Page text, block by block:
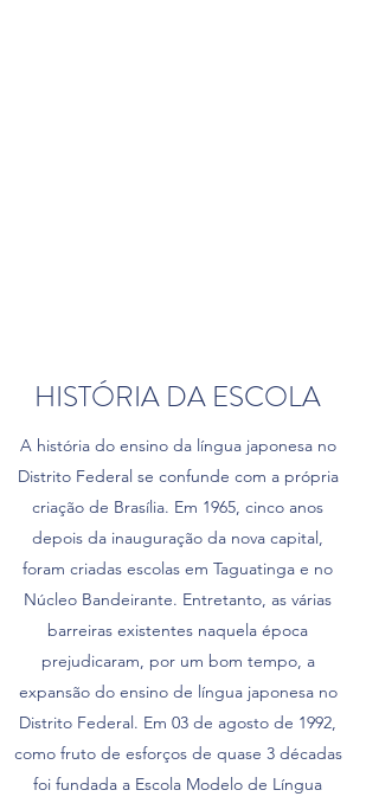
HISTÓRIA DA ESCOLA
A história do ensino da língua japonesa no
Distrito Federal se confunde com a própria
criação de Brasília. Em 1965, cinco anos
depois da inauguração da nova capital,
foram criadas escolas em Taguatinga e no
Núcleo Bandeirante. Entretanto, as várias
barreiras existentes naquela época
prejudicaram, por um bom tempo, a
expansão do ensino de língua japonesa no
Distrito Federal. Em 03 de agosto de 1992,
como fruto de esforços de quase 3 décadas
foi fundada a Escola Modelo de Língua